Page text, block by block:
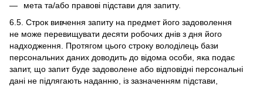
мета та/або правові підстави для запиту.
6.5. Строк вивчення запиту на предмет його задоволення
не може перевищувати десяти робочих днів з дня його
надходження. Протягом цього строку володілець бази
персональних даних доводить до відома особи, яка подає
запит, що запит буде задоволене або відповідні персональні
дані не підлягають наданню, із зазначенням підстави,